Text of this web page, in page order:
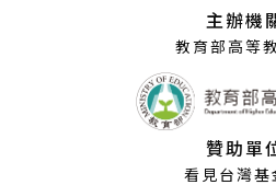
主辦機
教育部高等
贊助單
看見台灣基